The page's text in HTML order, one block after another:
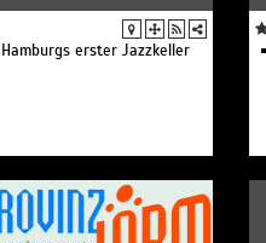
Hamburgs erster Jazzkeller